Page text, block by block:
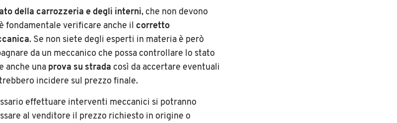
della carrozzeria e degli interni, che non devono
fondamentale verificare anche il corretto
. Se non siete degli esperti in materia è però
da un meccanico che possa controllare lo stato
anche una prova su strada così da accertare eventuali
incidere sul prezzo finale.
effettuare interventi meccanici si potranno
al venditore il prezzo richiesto in origine o